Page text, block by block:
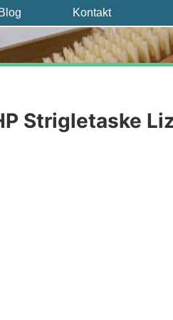
Blog Kontakt
Strigletaske